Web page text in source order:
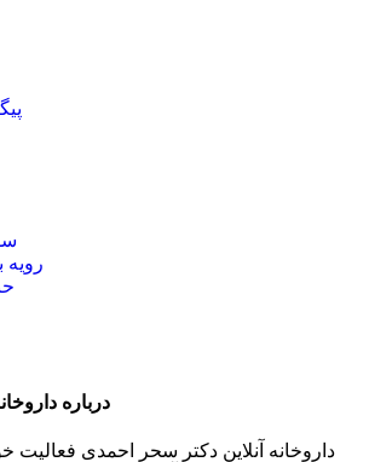
رویه
درباره
داروخانه آنلاین دکتر سحر احمدی فعالیت